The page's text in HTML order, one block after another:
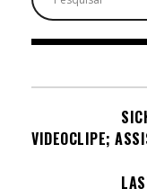
VIDEOCLIPE;